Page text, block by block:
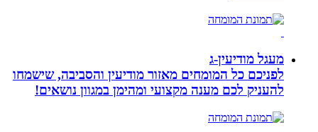
מעגל מודיעין-ג
לפניכם כל המומחים מאזור מודיעין והסביבה, שישמחו
להעניק לכם מענה מקצועי ומהימן במגוון נושאים!